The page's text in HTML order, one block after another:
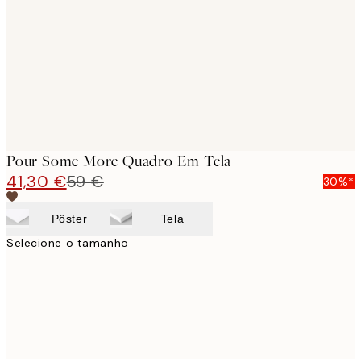
Pour Some More Quadro Em Tela
41,30 €59 € 30%*
Pôster Tela
Selecione o tamanho